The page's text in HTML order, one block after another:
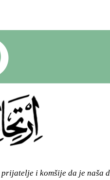
i komšije da je naša